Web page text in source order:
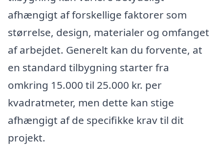
afhængigt af forskellige faktorer som
størrelse, design, materialer og omfanget
af arbejdet. Generelt kan du forvente, at
en standard tilbygning starter fra
omkring 15.000 til 25.000 kr. per
kvadratmeter, men dette kan stige
afhængigt af de specifikke krav til dit
projekt.